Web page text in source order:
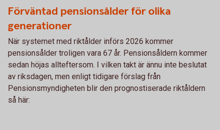
Förväntad pensionsålder för olika
generationer
När systemet med riktålder införs 2026 kommer
pensionsålder troligen vara 67 år. Pensionsåldern kommer
sedan höjas allteftersom. I vilken takt är ännu inte beslutat
av riksdagen, men enligt tidigare förslag från
Pensionsmyndigheten blir den prognostiserade riktåldern
så här: